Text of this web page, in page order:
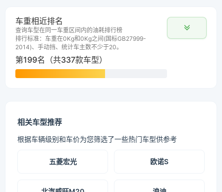
车重相近排名
查询车型在同一车重区间内的油耗排行榜
排行标准：车重在0Kg和0Kg之间(国标GB27999-
2014)、手动挡、统计车主数不少于20。
第199名（共337款车型）
相关车型推荐
根据车辆级别和车价为您筛选了一些热门车型供参考
五菱宏光 欧诺S